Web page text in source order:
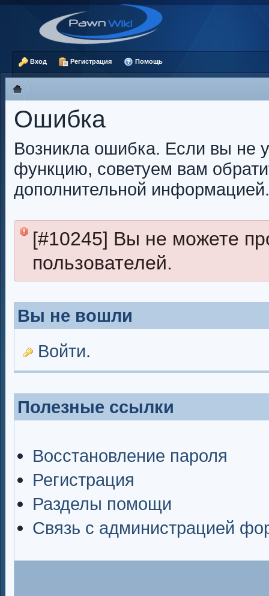
Вход Регистрация Помощь
Ошибка
Возникла ошибка. Если вы не
функцию, советуем вам
дополнительной информацией.
[#10245] Вы не можете
пользователей.
Вы не вошли
Войти.
Полезные ссылки
Восстановление пароля
Регистрация
Разделы помощи
Связь с администрацией